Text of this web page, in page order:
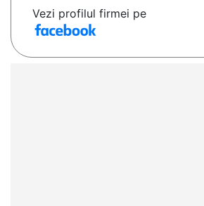
Vezi profilul firmei pe